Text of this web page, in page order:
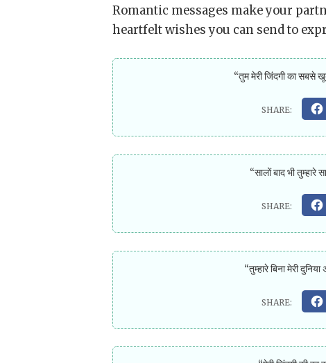
Romantic messages make your
heartfelt wishes you can send to
“तुम मेरी जिंदगी का सबसे
“सालों बाद भी
“तुम्हारे बिना मेरी